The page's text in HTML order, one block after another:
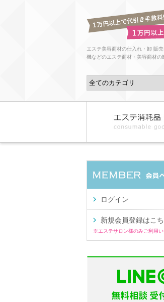
エステ美容商材の仕入れ・卸 販
機などのエステ商材・美容商材の
ログイン
新規会員登録はこ
※エステサロン様のみご利用い